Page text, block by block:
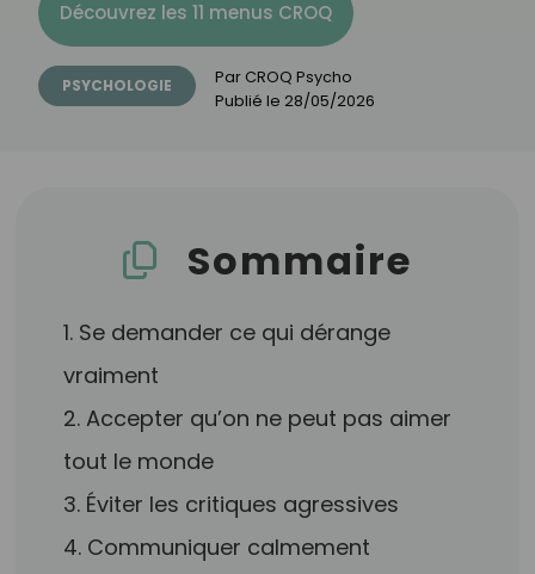
Découvrez les 11 menus CROQ
PSYCHOLOGIE Par CROQ Psycho
Publié le 28/05/2026
Sommaire
1. Se demander ce qui dérange
vraiment
2. Accepter qu’on ne peut pas aimer
tout le monde
3. Éviter les critiques agressives
4. Communiquer calmement